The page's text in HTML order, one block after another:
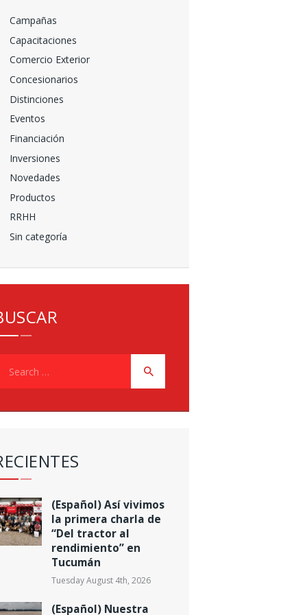
Campañas
Capacitaciones
Comercio Exterior
Concesionarios
Distinciones
Eventos
Financiación
Inversiones
Novedades
Productos
RRHH
Sin categoría
(Español) Así vivimos
la primera charla de
“Del tractor al
rendimiento” en
Tucumán
Tuesday August 4th, 2026
(Español) Nuestra